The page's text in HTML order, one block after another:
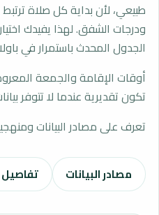
طبيعي، لأن بداية كل صلاة
ودرجات الشفق. لهذا يفيدك
الجدول المحدث باستمرار في
أوقات الإقامة والجمعة
تكون تقديرية عندما لا تتوفر
تعرف على مصادر البيانات
مصادر البيانات